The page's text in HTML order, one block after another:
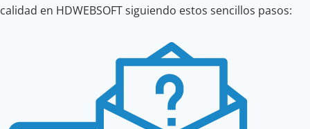
calidad en HDWEBSOFT siguiendo estos sencillos pasos: